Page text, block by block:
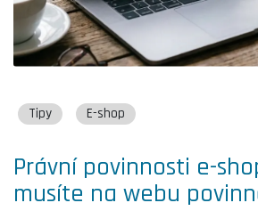
Tipy E-shop
Právní povinnosti e-
musíte na webu